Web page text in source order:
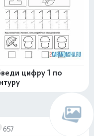
цифру 1 по
657